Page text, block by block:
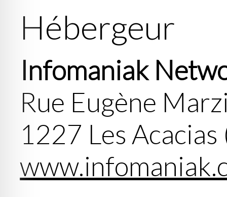
Hébergeur
Infomaniak
Rue Eugène
1227 Les Acacias